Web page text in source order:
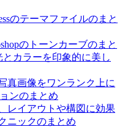
のテーマファイルのまと
のトーンカーブのまと
カラーを印象的に美し
真画像をワンランク上に
ンのまとめ
レイアウトや構図に効果
ニックのまとめ